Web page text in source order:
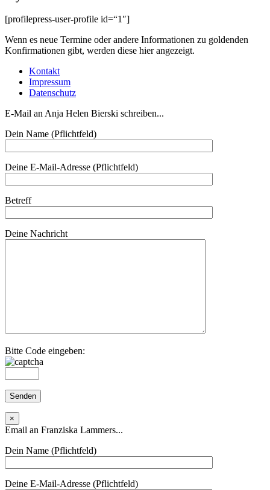
[profilepress-user-profile id=“1″]
Wenn es neue Termine oder andere Informationen zu goldenden
Konfirmationen gibt, werden diese hier angezeigt.
Kontakt
Impressum
Datenschutz
E-Mail an Anja Helen Bierski schreiben...
Dein Name (Pflichtfeld)
Deine E-Mail-Adresse (Pflichtfeld)
Betreff
Deine Nachricht
Bitte Code eingeben:
×
Email an Franziska Lammers...
Dein Name (Pflichtfeld)
Deine E-Mail-Adresse (Pflichtfeld)